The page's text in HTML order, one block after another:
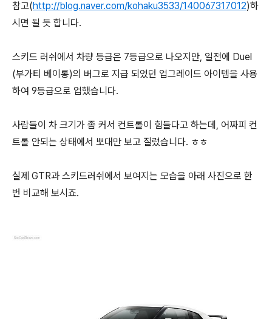
참고(http://blog.naver.com/kohaku3533/140067317012)하
시면 될 듯 합니다.
스키드 러쉬에서 차량 등급은 7등급으로 나오지만, 일전에 Duel
(부가티 베이롱)의 버그로 지급 되었던 업그레이드 아이템을 사용
하여 9등급으로 업했습니다.
사람들이 차 크기가 좀 커서 컨트롤이 힘들다고 하는데, 어짜피 컨
트롤 안되는 상태에서 뽀대만 보고 질렀습니다. ㅎㅎ
실제 GTR과 스키드러쉬에서 보여지는 모습을 아래 사진으로 한
번 비교해 보시죠.